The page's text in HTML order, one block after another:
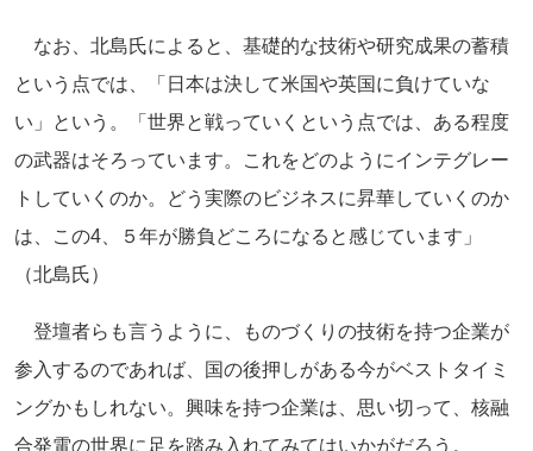
なお、北島氏によると、基礎的な技術や研究成果の蓄積
という点では、「日本は決して米国や英国に負けていな
い」という。「世界と戦っていくという点では、ある程度
の武器はそろっています。これをどのようにインテグレー
トしていくのか。どう実際のビジネスに昇華していくのか
は、この4、５年が勝負どころになると感じています」
（北島氏）
登壇者らも言うように、ものづくりの技術を持つ企業が
参入するのであれば、国の後押しがある今がベストタイミ
ングかもしれない。興味を持つ企業は、思い切って、核融
合発電の世界に足を踏み入れてみてはいかがだろう。